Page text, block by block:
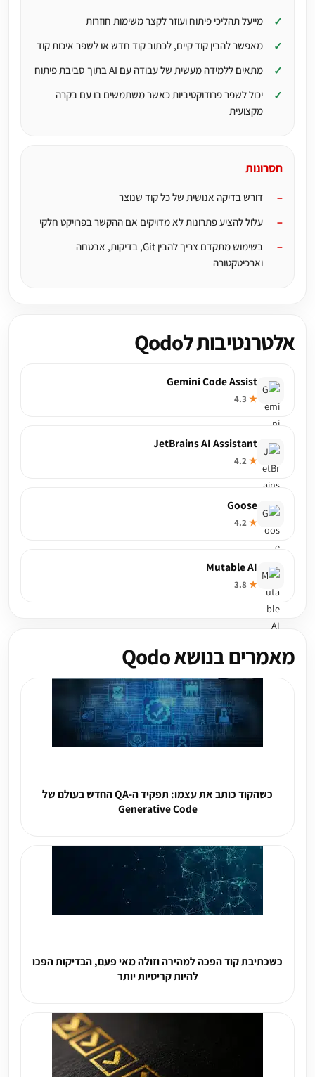
מייעל תהליכי פיתוח ועוזר לקצר משימות חוזרות
מאפשר להבין קוד קיים, לכתוב קוד חדש או לשפר איכות קוד
מתאים ללמידה מעשית של עבודה עם AI בתוך סביבת פיתוח
יכול לשפר פרודוקטיביות כאשר משתמשים בו עם בקרה
מקצועית
חסרונות
דורש בדיקה אנושית של כל קוד שנוצר
עלול להציע פתרונות לא מדויקים אם ההקשר בפרויקט חלקי
בשימוש מתקדם צריך להבין Git, בדיקות, אבטחה
וארכיטקטורה
אלטרנטיבות לQodo
Gemini Code Assist
★
JetBrains AI Assistant
★
Goose
★
Mutable AI
★
מאמרים בנושא Qodo
כשהקוד כותב את עצמו: תפקיד ה-QA החדש בעולם של
Generative Code
כשכתיבת קוד הפכה למהירה וזולה מאי פעם, הבדיקות הפכו
להיות קריטיות יותר